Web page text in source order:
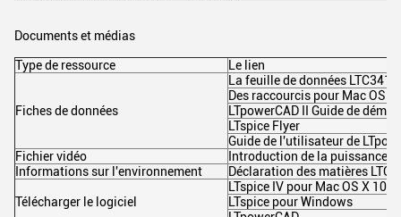
Documents et médias
Type de ressource Le lien
Fiches de données
La feuille de données LTC3411
Des raccourcis pour Mac OS X
LTpowerCAD II Guide de
LTspice Flyer
Guide de l'utilisateur de
Fichier vidéo
Introduction de la puissance
Informations sur l'environnement
Déclaration des matières
Télécharger le logiciel
LTspice IV pour Mac OS X
LTspice pour Windows